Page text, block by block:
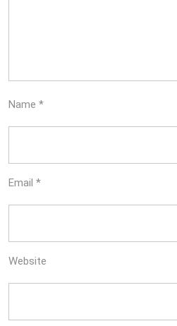
Name *
Email *
Website